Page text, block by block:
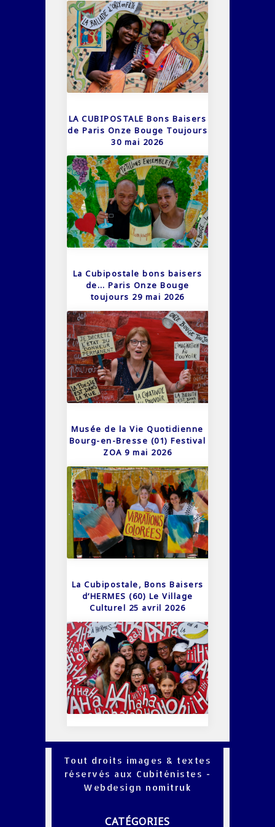
LA CUBIPOSTALE Bons Baisers
de Paris Onze Bouge Toujours
30 mai 2026
La Cubipostale bons baisers
de… Paris Onze Bouge
toujours 29 mai 2026
Musée de la Vie Quotidienne
Bourg-en-Bresse (01) Festival
ZOA 9 mai 2026
La Cubipostale, Bons Baisers
d’HERMES (60) Le Village
Culturel 25 avril 2026
Tout droits images & textes
réservés aux Cubiténistes -
Webdesign nomitruk
CATÉGORIES